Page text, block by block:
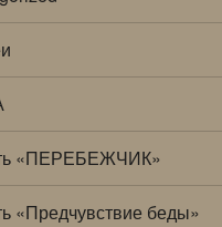
«ПЕРЕБЕЖЧИК»
«Предчувствие беды»